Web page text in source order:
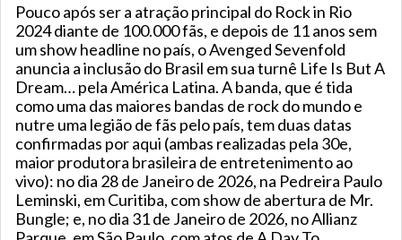
Pouco após ser a atração principal do Rock in Rio
2024 diante de 100.000 fãs, e depois de 11 anos sem
um show headline no país, o Avenged Sevenfold
anuncia a inclusão do Brasil em sua turnê Life Is But A
Dream… pela América Latina. A banda, que é tida
como uma das maiores bandas de rock do mundo e
nutre uma legião de fãs pelo país, tem duas datas
confirmadas por aqui (ambas realizadas pela 30e,
maior produtora brasileira de entretenimento ao
vivo): no dia 28 de Janeiro de 2026, na Pedreira Paulo
Leminski, em Curitiba, com show de abertura de Mr.
Bungle; e, no dia 31 de Janeiro de 2026, no Allianz